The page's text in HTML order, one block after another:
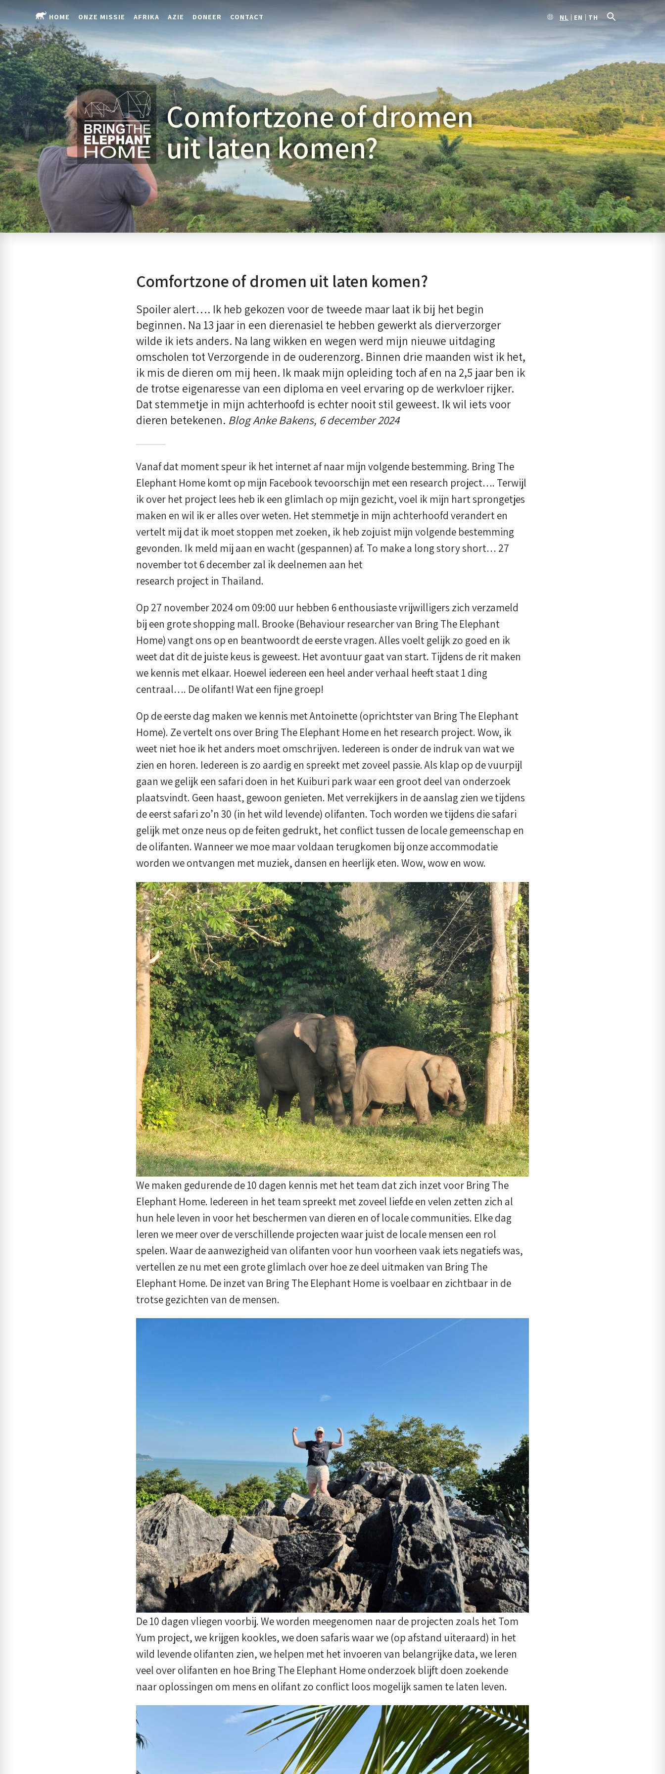
HOME ONZE MISSIE AFRIKA AZIE DONEER CONTACT NL EN TH
Comfortzone of dromen
uit laten komen?
Comfortzone of dromen uit laten komen?
Spoiler alert…. Ik heb gekozen voor de tweede maar laat ik bij het begin
beginnen. Na 13 jaar in een dierenasiel te hebben gewerkt als dierverzorger
wilde ik iets anders. Na lang wikken en wegen werd mijn nieuwe uitdaging
omscholen tot Verzorgende in de ouderenzorg. Binnen drie maanden wist ik het,
ik mis de dieren om mij heen. Ik maak mijn opleiding toch af en na 2,5 jaar ben ik
de trotse eigenaresse van een diploma en veel ervaring op de werkvloer rijker.
Dat stemmetje in mijn achterhoofd is echter nooit stil geweest. Ik wil iets voor
dieren betekenen. Blog Anke Bakens, 6 december 2024
Vanaf dat moment speur ik het internet af naar mijn volgende bestemming. Bring The
Elephant Home komt op mijn Facebook tevoorschijn met een research project…. Terwijl
ik over het project lees heb ik een glimlach op mijn gezicht, voel ik mijn hart sprongetjes
maken en wil ik er alles over weten. Het stemmetje in mijn achterhoofd verandert en
vertelt mij dat ik moet stoppen met zoeken, ik heb zojuist mijn volgende bestemming
gevonden. Ik meld mij aan en wacht (gespannen) af. To make a long story short… 27
november tot 6 december zal ik deelnemen aan het
research project in Thailand.
Op 27 november 2024 om 09:00 uur hebben 6 enthousiaste vrijwilligers zich verzameld
bij een grote shopping mall. Brooke (Behaviour researcher van Bring The Elephant
Home) vangt ons op en beantwoordt de eerste vragen. Alles voelt gelijk zo goed en ik
weet dat dit de juiste keus is geweest. Het avontuur gaat van start. Tijdens de rit maken
we kennis met elkaar. Hoewel iedereen een heel ander verhaal heeft staat 1 ding
centraal…. De olifant! Wat een fijne groep!
Op de eerste dag maken we kennis met Antoinette (oprichtster van Bring The Elephant
Home). Ze vertelt ons over Bring The Elephant Home en het research project. Wow, ik
weet niet hoe ik het anders moet omschrijven. Iedereen is onder de indruk van wat we
zien en horen. Iedereen is zo aardig en spreekt met zoveel passie. Als klap op de vuurpijl
gaan we gelijk een safari doen in het Kuiburi park waar een groot deel van onderzoek
plaatsvindt. Geen haast, gewoon genieten. Met verrekijkers in de aanslag zien we tijdens
de eerst safari zo’n 30 (in het wild levende) olifanten. Toch worden we tijdens die safari
gelijk met onze neus op de feiten gedrukt, het conflict tussen de locale gemeenschap en
de olifanten. Wanneer we moe maar voldaan terugkomen bij onze accommodatie
worden we ontvangen met muziek, dansen en heerlijk eten. Wow, wow en wow.
We maken gedurende de 10 dagen kennis met het team dat zich inzet voor Bring The
Elephant Home. Iedereen in het team spreekt met zoveel liefde en velen zetten zich al
hun hele leven in voor het beschermen van dieren en of locale communities. Elke dag
leren we meer over de verschillende projecten waar juist de locale mensen een rol
spelen. Waar de aanwezigheid van olifanten voor hun voorheen vaak iets negatiefs was,
vertellen ze nu met een grote glimlach over hoe ze deel uitmaken van Bring The
Elephant Home. De inzet van Bring The Elephant Home is voelbaar en zichtbaar in de
trotse gezichten van de mensen.
De 10 dagen vliegen voorbij. We worden meegenomen naar de projecten zoals het Tom
Yum project, we krijgen kookles, we doen safaris waar we (op afstand uiteraard) in het
wild levende olifanten zien, we helpen met het invoeren van belangrijke data, we leren
veel over olifanten en hoe Bring The Elephant Home onderzoek blijft doen zoekende
naar oplossingen om mens en olifant zo conflict loos mogelijk samen te laten leven.